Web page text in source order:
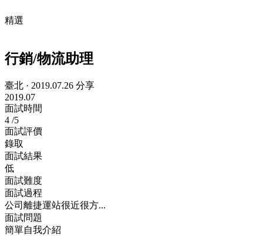
精選
行銷/物流助理
臺北 · 2019.07.26 分享
2019.07
面試時間
4 /5
面試評價
錄取
面試結果
低
面試難度
面試過程
公司離捷運站很近很方...
面試問題
簡單自我介紹